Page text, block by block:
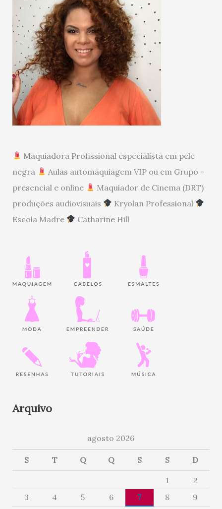
Maquiadora Profissional especialista em pele
negra
Aulas automaquiagem VIP ou em Grupo -
presencial e online
Maquiador de Cinema (DRT)
produções audiovisuais
Kryolan Professional
Escola Madre
Catharine Hill
Arquivo
agosto 2026
S T Q Q S S D
1
2
3
4 5 6 7 8
9